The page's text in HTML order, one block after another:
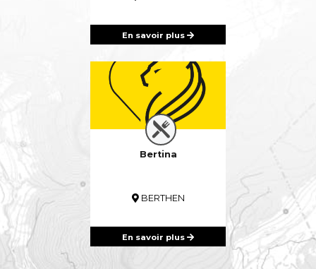
En savoir plus
Bertina
BERTHEN
En savoir plus